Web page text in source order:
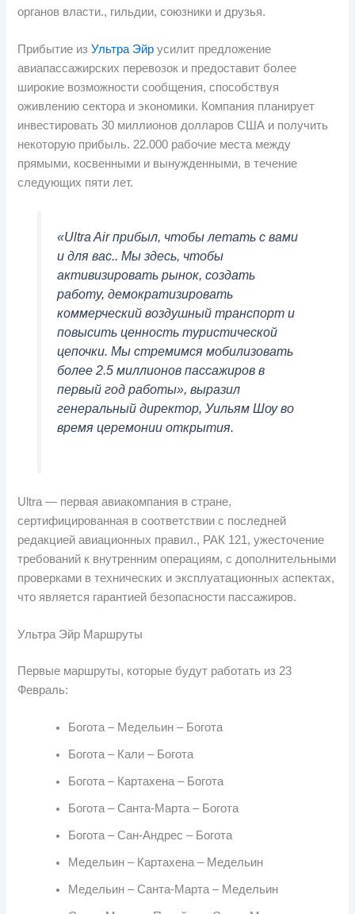
органов власти., гильдии, союзники и друзья.
Прибытие изУльтра Эйр усилит предложение
авиапассажирских перевозок и предоставит более
широкие возможности сообщения, способствуя
оживлению сектора и экономики. Компания планирует
инвестировать 30 миллионов долларов США и получить
некоторую прибыль. 22.000 рабочие места между
прямыми, косвенными и вынужденными, в течение
следующих пяти лет.
«Ultra Air прибыл, чтобы летать с вами
и для вас.. Мы здесь, чтобы
активизировать рынок, создать
работу, демократизировать
коммерческий воздушный транспорт и
повысить ценность туристической
цепочки. Мы стремимся мобилизовать
более 2.5 миллионов пассажиров в
первый год работы», выразил
генеральный директор, Уильям Шоу во
время церемонии открытия.
Ultra — первая авиакомпания в стране,
сертифицированная в соответствии с последней
редакцией авиационных правил., РАК 121, ужесточение
требований к внутренним операциям, с дополнительными
проверками в технических и эксплуатационных аспектах,
что является гарантией безопасности пассажиров.
Ультра Эйр Маршруты
Первые маршруты, которые будут работать из 23
Февраль:
Богота – Медельин – Богота
Богота – Кали – Богота
Богота – Картахена – Богота
Богота – Санта-Марта – Богота
Богота – Сан-Андрес – Богота
Медельин – Картахена – Медельин
Медельин – Санта-Марта – Медельин